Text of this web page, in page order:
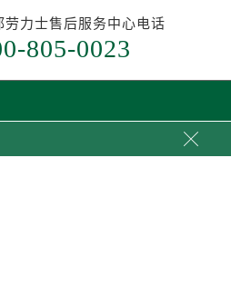
劳力士售后服务中心电话
805-0023
